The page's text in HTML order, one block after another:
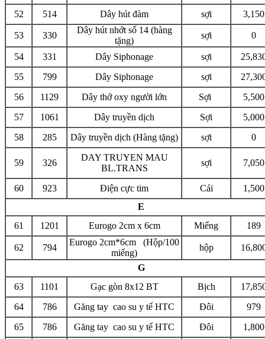
52
514 Dây hút đàm sợi 3,150
53 330
Dây hút nhớt số 14 (hàng
tặng)
sợi 0
54 331 Dây Siphonage sợi
55
799 Dây Siphonage sợi
56
1129 Dây thở oxy người lớn Sợi
5,500
57
1061 Dây truyền dịch Sợi
5,000
58
285 Dây truyền dịch (Hàng tặng) sợi 0
59 326
DAY TRUYEN MAU
BL.TRANS
sợi 7,050
60 923 Điện cực tim Cái
1,500
E
61
1201 Eurogo 2cm x 6cm Miếng 189
62 794
Eurogo 2cm*6cm (Hộp/100
miếng)
hộp
G
63
1101 Gạc gòn 8x12 BT Bịch
64
786 Găng tay cao su y tế HTC Đôi
979
65
786 Găng tay cao su y tế HTC Đôi 1,800